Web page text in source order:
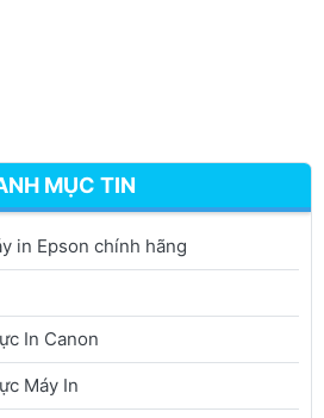
MỤC TIN
in Epson chính hãng
In Canon
Máy In